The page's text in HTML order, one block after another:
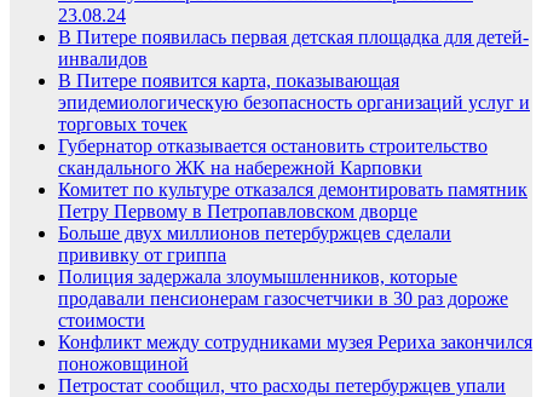
23.08.24
В Питере появилась первая детская площадка для детей-
инвалидов
В Питере появится карта, показывающая
эпидемиологическую безопасность организаций услуг и
торговых точек
Губернатор отказывается остановить строительство
скандального ЖК на набережной Карповки
Комитет по культуре отказался демонтировать памятник
Петру Первому в Петропавловском дворце
Больше двух миллионов петербуржцев сделали
прививку от гриппа
Полиция задержала злоумышленников, которые
продавали пенсионерам газосчетчики в 30 раз дороже
стоимости
Конфликт между сотрудниками музея Рериха закончился
поножовщиной
Петростат сообщил, что расходы петербуржцев упали